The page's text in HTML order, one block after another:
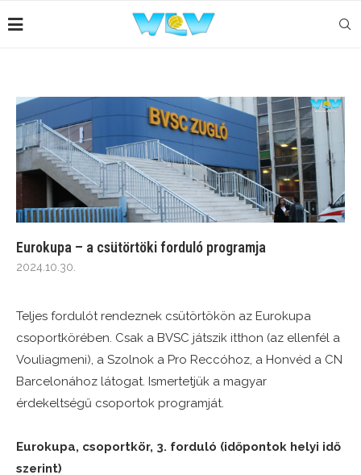
Eurokupa – a csütörtöki forduló programja
2024.10.30.
Teljes fordulót rendeznek csütörtökön az Eurokupa
csoportkörében. Csak a BVSC játszik itthon (az ellenfél a
Vouliagmeni), a Szolnok a Pro Reccóhoz, a Honvéd a CN
Barcelonához látogat. Ismertetjük a magyar
érdekeltségű csoportok programját.
Eurokupa, csoportkör, 3. forduló (időpontok helyi idő
szerint)